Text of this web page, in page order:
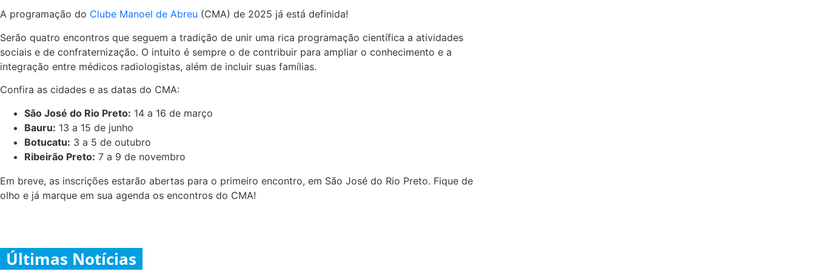
A programação do Clube Manoel de Abreu (CMA) de 2025 já está definida!
Serão quatro encontros que seguem a tradição de unir uma rica programação científica a atividades
sociais e de confraternização. O intuito é sempre o de contribuir para ampliar o conhecimento e a
integração entre médicos radiologistas, além de incluir suas famílias.
Confira as cidades e as datas do CMA:
São José do Rio Preto: 14 a 16 de março
Bauru: 13 a 15 de junho
Botucatu: 3 a 5 de outubro
Ribeirão Preto: 7 a 9 de novembro
Em breve, as inscrições estarão abertas para o primeiro encontro, em São José do Rio Preto. Fique de
olho e já marque em sua agenda os encontros do CMA!
Últimas Notícias